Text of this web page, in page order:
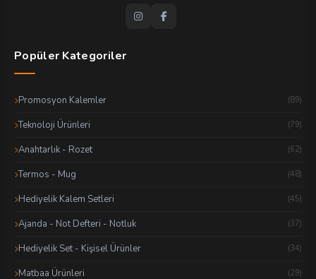
Popüler Kategoriler
Promosyon Kalemler (89)
Teknoloji Ürünleri (79)
Anahtarlık - Rozet (62)
Termos - Mug (48)
Hediyelik Kalem Setleri (45)
Ajanda - Not Defteri - Notluk (37)
Hediyelik Set - Kişisel Ürünler (34)
Matbaa Ürünleri (29)